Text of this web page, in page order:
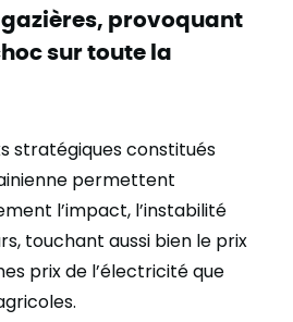
provoquant
sur toute la
stratégiques constitués
permettent
l’impact, l’instabilité
touchant aussi bien le prix
prix de l’électricité que